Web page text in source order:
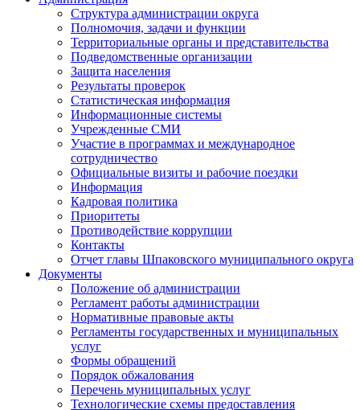
Структура администрации округа
Полномочия, задачи и функции
Территориальные органы и представительства
Подведомственные организации
Защита населения
Результаты проверок
Статистическая информация
Информационные системы
Учрежденные СМИ
Участие в программах и международное
сотрудничество
Официальные визиты и рабочие поездки
Информация
Кадровая политика
Приоритеты
Противодействие коррупции
Контакты
Отчет главы Шпаковского муниципального округа
Документы
Положение об администрации
Регламент работы администрации
Нормативные правовые акты
Регламенты государственных и муниципальных
услуг
Формы обращений
Порядок обжалования
Перечень муниципальных услуг
Технологические схемы предоставления